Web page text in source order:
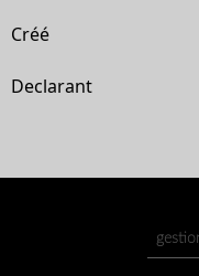
Créé
Declarant